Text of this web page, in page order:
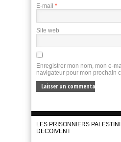
E-mail *
Site web
Enregistrer mon nom, mon e-
navigateur pour mon prochain
LES PRISONNIERS
DECOIVENT